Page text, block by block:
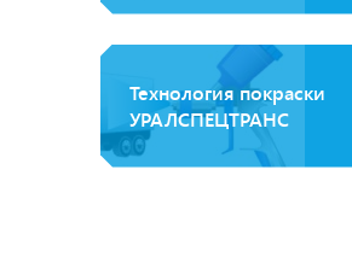
Технология покраски
УРАЛСПЕЦТРАНС